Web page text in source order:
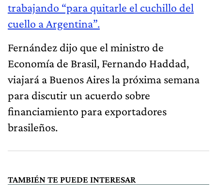
trabajando “para quitarle el cuchillo del
cuello a Argentina”.
Fernández dijo que el ministro de
Economía de Brasil, Fernando Haddad,
viajará a Buenos Aires la próxima semana
para discutir un acuerdo sobre
financiamiento para exportadores
brasileños.
TAMBIÉN TE PUEDE INTERESAR